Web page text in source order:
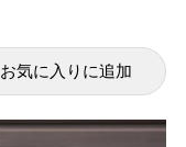
お気に入りに追加